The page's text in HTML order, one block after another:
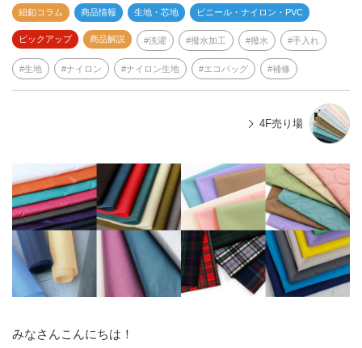
紐釦コラム 商品情報 生地・芯地 ビニール・ナイロン・PVC
ピックアップ 商品解説 洗濯 撥水加工 撥水 手入れ
生地 ナイロン ナイロン生地 エコバッグ 補修
4F売り場
みなさんこんにちは！